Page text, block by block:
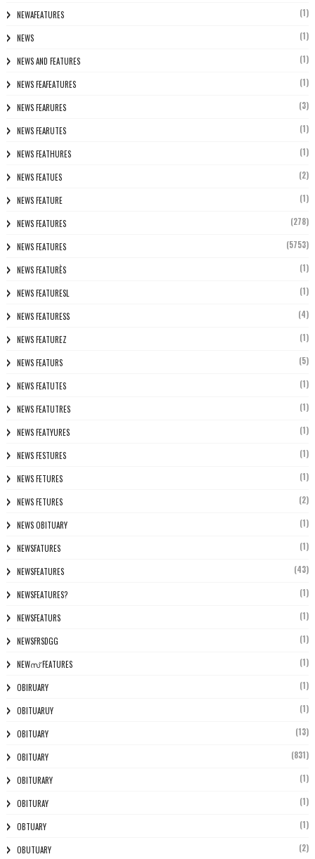
NEWAFEATURES (1)
NEWS (1)
NEWS AND FEATURES (1)
NEWS FEAFEATURES (1)
NEWS FEARURES (3)
NEWS FEARUTES (1)
NEWS FEATHURES (1)
NEWS FEATUES (2)
NEWS FEATURE (1)
NEWS FEATURES (278)
NEWS FEATURES (5753)
NEWS FEATURÈS (1)
NEWS FEATURESL (1)
NEWS FEATURESS (4)
NEWS FEATUREZ (1)
NEWS FEATURS (5)
NEWS FEATUTES (1)
NEWS FEATUTRES (1)
NEWS FEATYURES (1)
NEWS FESTURES (1)
NEWS FETURES (1)
NEWS FETURES (2)
NEWS OBITUARY (1)
NEWSFATURES (1)
NEWSFEATURES (43)
NEWSFEATURES? (1)
NEWSFEATURS (1)
NEWSFRSDGG (1)
NEWസ് FEATURES (1)
OBIRUARY (1)
OBITUARUY (1)
OBITUARY (13)
OBITUARY (831)
OBITURARY (1)
OBITURAY (1)
OBTUARY (1)
OBUTUARY (2)